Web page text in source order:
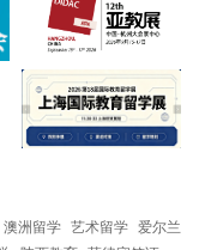
澳洲留学 艺术留学 爱尔兰